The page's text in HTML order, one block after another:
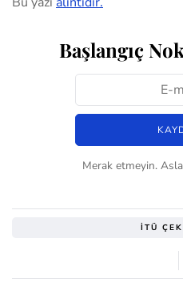
Başlangıç
Merak etmeyin.
İTÜ